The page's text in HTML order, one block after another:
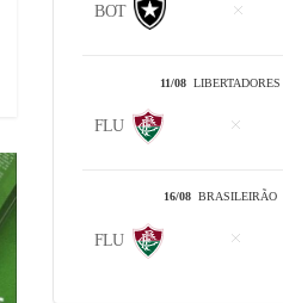
BOT
11/08 LIBERTADORES
FLU
16/08 BRASILEIRÃO
FLU